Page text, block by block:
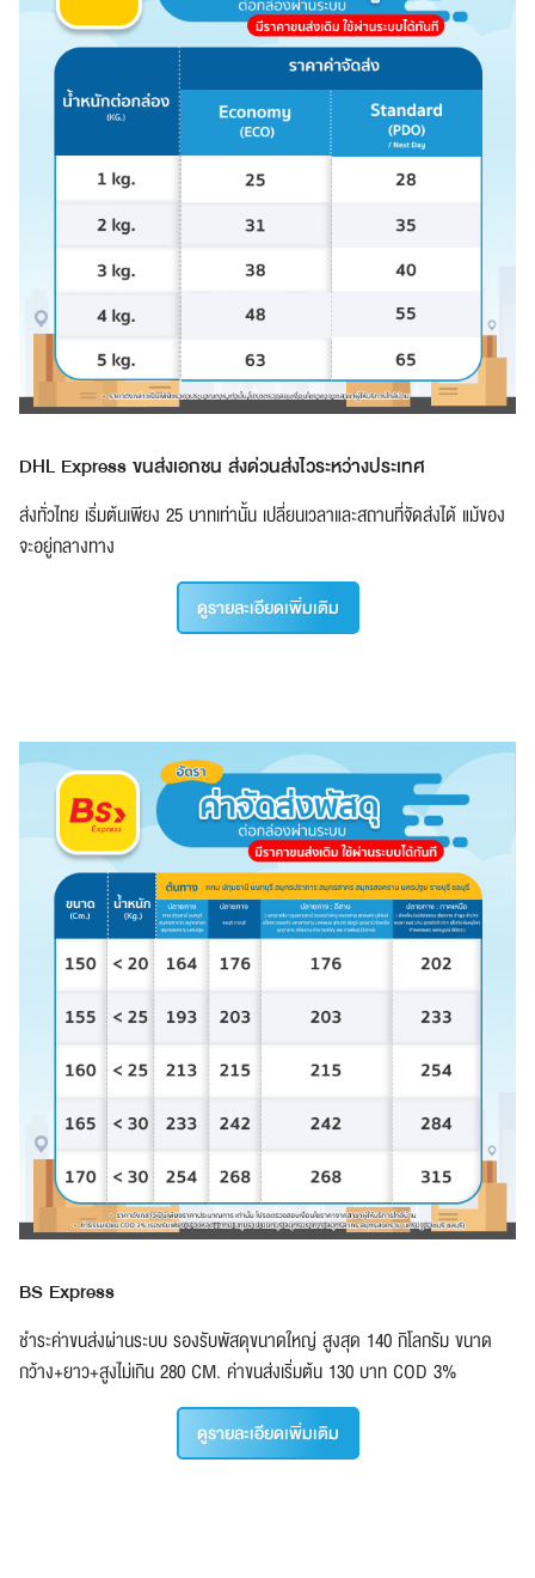
DHL Express ขนส่งเอกชน ส่งด่วนส่งไวระหว่างประเทศ
ส่งทั่วไทย เริ่มต้นเพียง 25 บาทเท่านั้น เปลี่ยนเวลาและสถานที่จัดส่งได้ แม้ของ
จะอยู่กลางทาง
ดูรายละเอียดเพิ่มเติม
BS Express
ชำระค่าขนส่งผ่านระบบ รองรับพัสดุขนาดใหญ่ สูงสุด 140 กิโลกรัม ขนาด
กว้าง+ยาว+สูงไม่เกิน 280 CM. ค่าขนส่งเริ่มต้น 130 บาท COD 3%
ดูรายละเอียดเพิ่มเติม